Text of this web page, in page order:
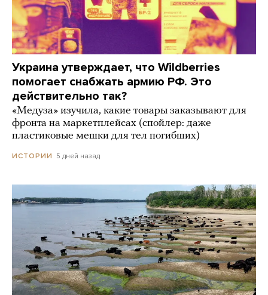
Украина утверждает, что Wildberries
помогает снабжать армию РФ. Это
действительно так?
«Медуза» изучила, какие товары заказывают для
фронта на маркетплейсах (спойлер: даже
пластиковые мешки для тел погибших)
ИСТОРИИ 5 дней назад